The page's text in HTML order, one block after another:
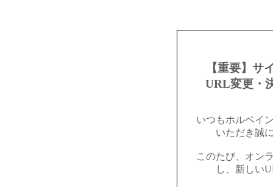
【重要】サ
URL変更・
いつもホルベイ
いただき誠
このたび、オン
し、新しい